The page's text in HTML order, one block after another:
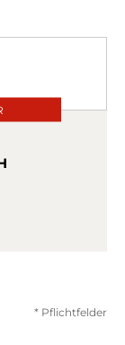
* Pflichtfelder